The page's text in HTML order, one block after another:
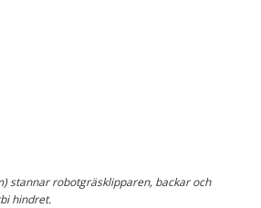
stannar robotgräsklipparen, backar och
hindret.